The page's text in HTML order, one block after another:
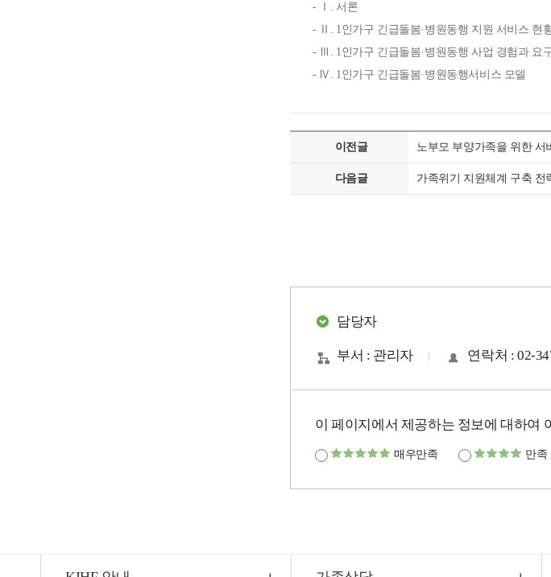
- Ⅰ. 서론
- Ⅱ. 1인가구 긴급돌봄·병원동행 지원 서비스 현
- Ⅲ. 1인가구 긴급돌봄·병원동행 사업 경험과 요
- Ⅳ. 1인가구 긴급돌봄·병원동행서비스 모델
이전글 노부모 부양가족을 위한 서
다음글 가족위기 지원체계 구축 전
담당자
부서 : 관리자 연락처 : 02-
이 페이지에서 제공하는 정보에 대하여
매우만족 만족